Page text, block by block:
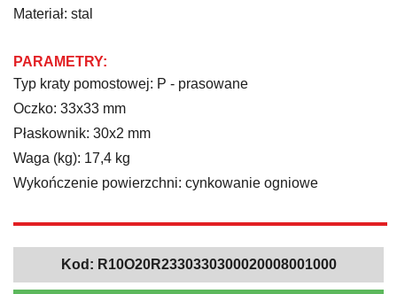
Materiał: stal
PARAMETRY:
Typ kraty pomostowej: P - prasowane
Oczko: 33x33 mm
Płaskownik: 30x2 mm
Waga (kg): 17,4 kg
Wykończenie powierzchni: cynkowanie ogniowe
Kod: R10O20R2330330300020008001000